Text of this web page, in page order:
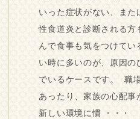
いった症状がない、ま
性食道炎と診断される
んで食事も気をつけてい
い時に多いのが、原因の
でいるケースです。 職
あったり、家族の心配
新しい環境に慣 ・・・